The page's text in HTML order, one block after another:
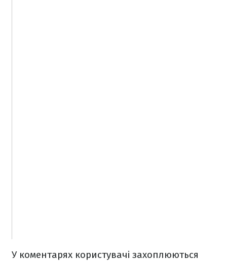
У коментарях користувачі захоплюються